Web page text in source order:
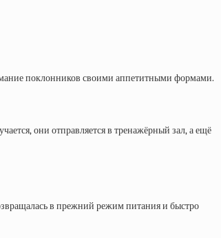
поклонников своими аппетитными формами.
они отправляется в тренажёрный зал, а ещё
в прежний режим питания и быстро